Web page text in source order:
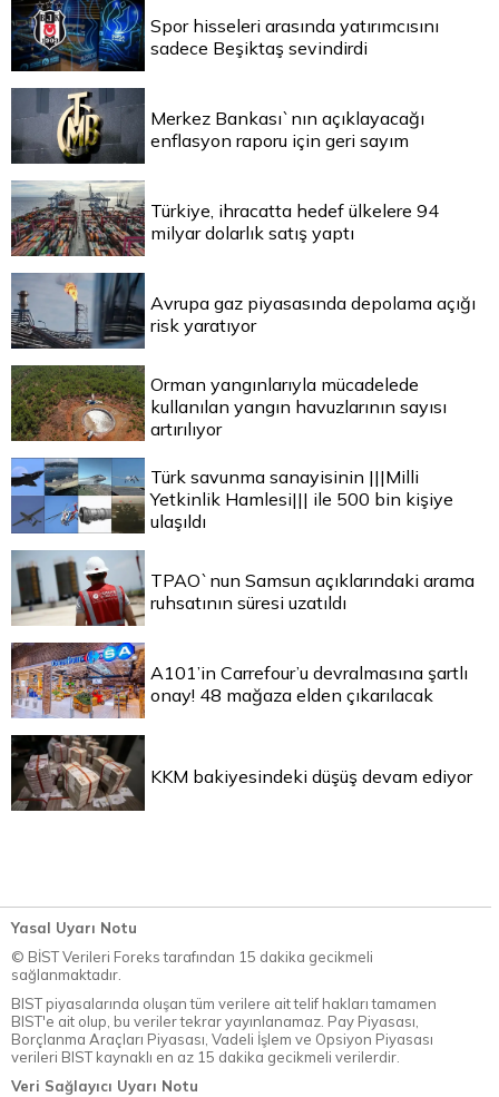
Spor hisseleri arasında yatırımcısını
sadece Beşiktaş sevindirdi
Merkez Bankası`nın açıklayacağı
enflasyon raporu için geri sayım
Türkiye, ihracatta hedef ülkelere 94
milyar dolarlık satış yaptı
Avrupa gaz piyasasında depolama açığı
risk yaratıyor
Orman yangınlarıyla mücadelede
kullanılan yangın havuzlarının sayısı
artırılıyor
Türk savunma sanayisinin |||Milli
Yetkinlik Hamlesi||| ile 500 bin kişiye
ulaşıldı
TPAO`nun Samsun açıklarındaki arama
ruhsatının süresi uzatıldı
A101’in Carrefour’u devralmasına şartlı
onay! 48 mağaza elden çıkarılacak
KKM bakiyesindeki düşüş devam ediyor
Yasal Uyarı Notu
© BİST Verileri Foreks tarafından 15 dakika gecikmeli
sağlanmaktadır.
BIST piyasalarında oluşan tüm verilere ait telif hakları tamamen
BIST'e ait olup, bu veriler tekrar yayınlanamaz. Pay Piyasası,
Borçlanma Araçları Piyasası, Vadeli İşlem ve Opsiyon Piyasası
verileri BIST kaynaklı en az 15 dakika gecikmeli verilerdir.
Veri Sağlayıcı Uyarı Notu